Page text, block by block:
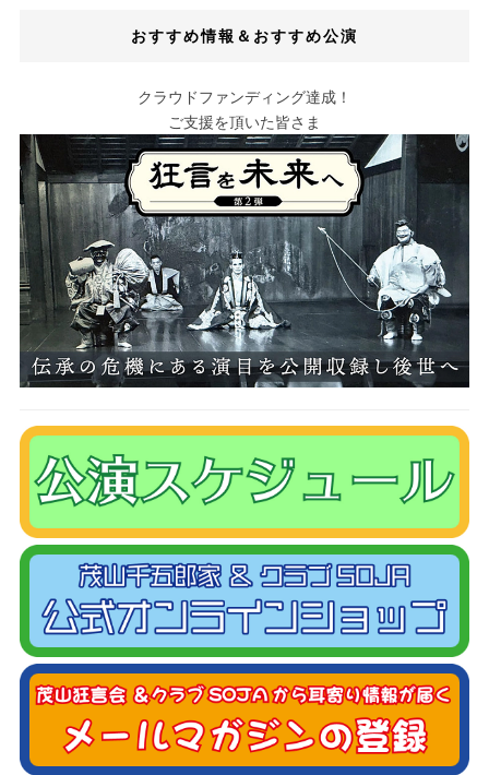
おすすめ情報＆おすすめ公演
クラウドファンディング達成！
ご支援を頂いた皆さま